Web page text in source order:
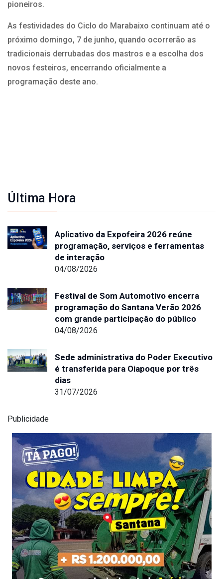
pioneiros.
As festividades do Ciclo do Marabaixo continuam até o
próximo domingo, 7 de junho, quando ocorrerão as
tradicionais derrubadas dos mastros e a escolha dos
novos festeiros, encerrando oficialmente a
programação deste ano.
Última Hora
Aplicativo da Expofeira 2026 reúne
programação, serviços e ferramentas
de interação
04/08/2026
Festival de Som Automotivo encerra
programação do Santana Verão 2026
com grande participação do público
04/08/2026
Sede administrativa do Poder Executivo
é transferida para Oiapoque por três
dias
31/07/2026
Publicidade